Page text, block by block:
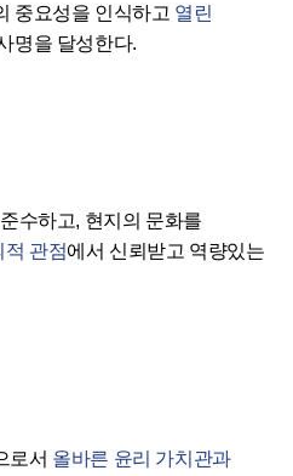
중요성을 인식하고 열린
명을 달성한다.
수하고, 현지의 문화를
관점에서 신뢰받고 역량있는
로서 올바른 윤리 가치관과